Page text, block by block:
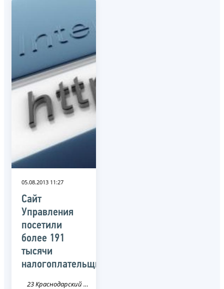
05.08.2013 11:27
Сайт
Управления
посетили
более 191
тысячи
налогоплательщиков
23 Краснодарский край